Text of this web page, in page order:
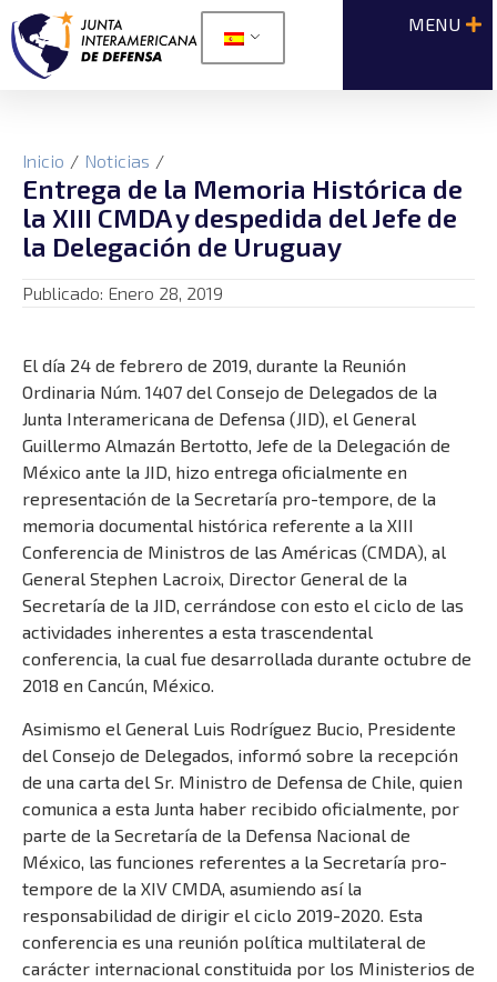
Inicio / Noticias /
Entrega de la Memoria Histórica de
la XIII CMDA y despedida del Jefe de
la Delegación de Uruguay
Publicado: Enero 28, 2019
El día 24 de febrero de 2019, durante la Reunión
Ordinaria Núm. 1407 del Consejo de Delegados de la
Junta Interamericana de Defensa (JID), el General
Guillermo Almazán Bertotto, Jefe de la Delegación de
México ante la JID, hizo entrega oficialmente en
representación de la Secretaría pro-tempore, de la
memoria documental histórica referente a la XIII
Conferencia de Ministros de las Américas (CMDA), al
General Stephen Lacroix, Director General de la
Secretaría de la JID, cerrándose con esto el ciclo de las
actividades inherentes a esta trascendental
conferencia, la cual fue desarrollada durante octubre de
2018 en Cancún, México.
Asimismo el General Luis Rodríguez Bucio, Presidente
del Consejo de Delegados, informó sobre la recepción
de una carta del Sr. Ministro de Defensa de Chile, quien
comunica a esta Junta haber recibido oficialmente, por
parte de la Secretaría de la Defensa Nacional de
México, las funciones referentes a la Secretaría pro-
tempore de la XIV CMDA, asumiendo así la
responsabilidad de dirigir el ciclo 2019-2020. Esta
conferencia es una reunión política multilateral de
carácter internacional constituida por los Ministerios de